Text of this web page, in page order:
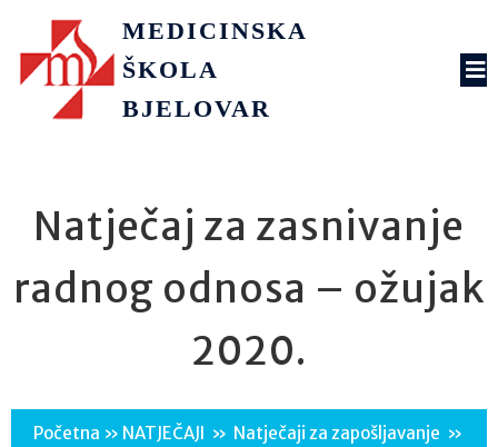
MEDICINSKA
ŠKOLA
BJELOVAR
Natječaj za zasnivanje
radnog odnosa – ožujak
2020.
Početna » NATJEČAJI » Natječaji za zapošljavanje »